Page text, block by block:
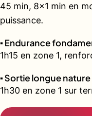
45 min, 8x1 min en
puissance.
▪️ Endurance
1h15 en zone 1,
▪️ Sortie longue
1h30 en zone 1 sur